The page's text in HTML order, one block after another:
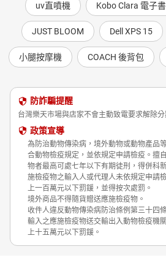
uv直噴機 Kobo Clara 電子
JUST BLOOM Dell XPS 15
小腿按摩機 COACH 後背包
防詐騙提醒
台灣樂天市場與店家不會主動致電要求解除
政策宣導
為防治動物傳染病，境外動物或動物產品
合動物檢疫規定，並依規定申請檢疫。擅
物者最高可處七年以下有期徒刑，得併科
施檢疫物之輸入人或代理人未依規定申請
上一百萬元以下罰鍰，並得按次處罰。
境外商品不得隨貨贈送應施檢疫物。
收件人違反動物傳染病防治條例第三十四
輸入之應施檢疫物送交輸出入動物檢疫機
上十五萬元以下罰鍰。